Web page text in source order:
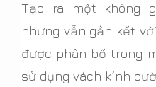
Tạo ra một không
nhưng vẫn gắn kết
được phân bố trong
sử dụng vách kính